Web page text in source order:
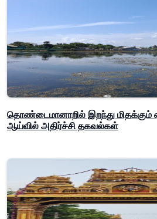
தொண்டைமானாறில் இறந்து
ஆய்வில் அதிர்ச்சி தகவல்கள்